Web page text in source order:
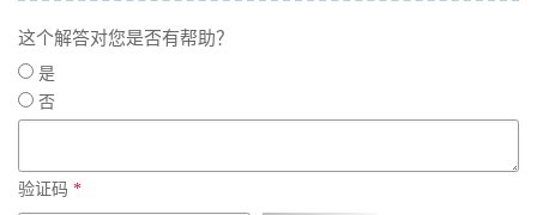
这个解答对您是否有帮助？
是
否
验证码 *